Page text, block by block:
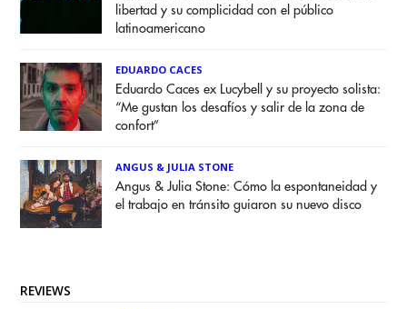
libertad y su complicidad con el público
latinoamericano
EDUARDO CACES
Eduardo Caces ex Lucybell y su proyecto solista:
“Me gustan los desafíos y salir de la zona de
confort”
ANGUS & JULIA STONE
Angus & Julia Stone: Cómo la espontaneidad y
el trabajo en tránsito guiaron su nuevo disco
REVIEWS